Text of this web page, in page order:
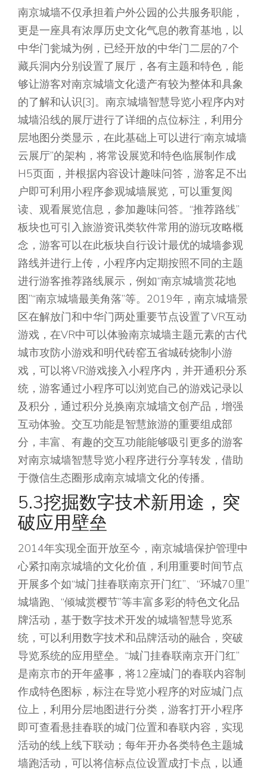
南京城墙不仅承担着户外公园的公共服务职能，
更是一座具有浓厚历史文化气息的教育基地，以
中华门瓮城为例，已经开放的中华门二层的7个
藏兵洞内分别设置了展厅，各有主题和特色，能
够让游客对南京城墙文化遗产有较为整体和具象
的了解和认识[3]。南京城墙智慧导览小程序内对
城墙沿线的展厅进行了详细的点位标注，利用分
层地图分类显示，在此基础上可以进行“南京城墙
云展厅”的架构，将常设展览和特色临展制作成
H5页面，并根据内容设计趣味问答，游客足不出
户即可利用小程序参观城墙展览，可以重复阅
读、观看展览信息，参加趣味问答。“推荐路线”
板块也可引入旅游资讯类软件常用的游玩攻略概
念，游客可以在此板块自行设计最优的城墙参观
路线并进行上传，小程序内定期按照不同的主题
进行游客推荐路线展示，例如“南京城墙赏花地
图”“南京城墙最美角落”等。2019年，南京城墙景
区在解放门和中华门两处重要节点设置了VR互动
游戏，在VR中可以体验南京城墙主题元素的古代
城市攻防小游戏和明代砖窑五省城砖烧制小游
戏，可以将VR游戏接入小程序内，并开通积分系
统，游客通过小程序可以浏览自己的游戏记录以
及积分，通过积分兑换南京城墙文创产品，增强
互动体验。交互功能是智慧旅游的重要组成部
分，丰富、有趣的交互功能能够吸引更多的游客
对南京城墙智慧导览小程序进行分享转发，借助
于微信生态圈形成南京城墙文化的传播。
5.3挖掘数字技术新用途，突
破应用壁垒
2014年实现全面开放至今，南京城墙保护管理中
心紧扣南京城墙的文化价值，利用重要时间节点
开展多个如“城门挂春联南京开门红”、“环城70里”
城墙跑、“倾城赏樱节”等丰富多彩的特色文化品
牌活动，基于数字技术开发的城墙智慧导览系
统，可以利用数字技术和品牌活动的融合，突破
导览系统的应用壁垒。“城门挂春联南京开门红”
是南京市的开年盛事，将12座城门的春联内容制
作成特色图标，标注在导览小程序的对应城门点
位上，利用分层地图进行分类，游客打开小程序
即可查看悬挂春联的城门位置和春联内容，实现
活动的线上线下联动；每年开办各类特色主题城
墙跑活动，可以将信标点位设置成打卡点，以通